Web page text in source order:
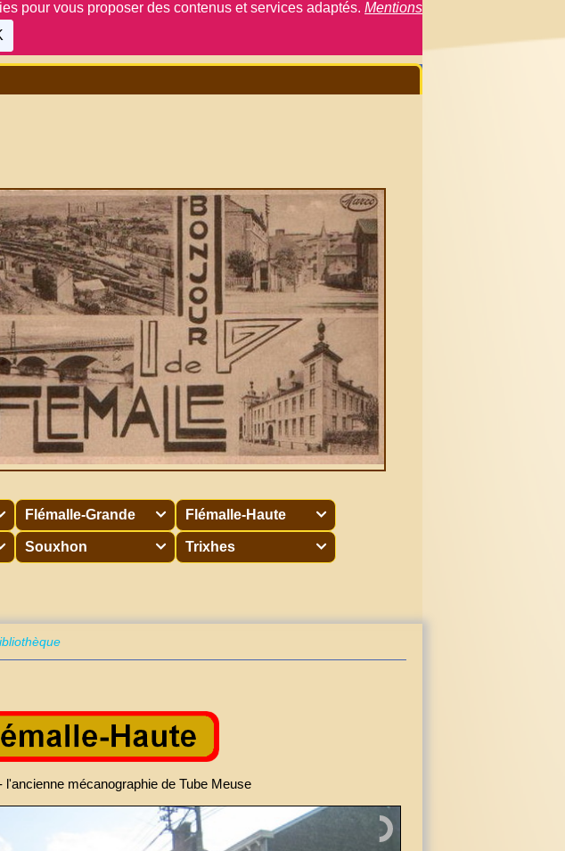
pour vous proposer des contenus et services adaptés. Mentions
Flémalle-Grande  Flémalle-Haute 
Souxhon  Trixhes 
l'ancienne mécanographie de Tube Meuse